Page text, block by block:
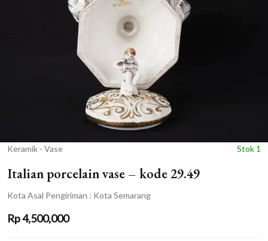
Keramik - Vase Stok 1
Italian porcelain vase – kode 29.49
Kota Asal Pengiriman : Kota Semarang
Rp4,500,000